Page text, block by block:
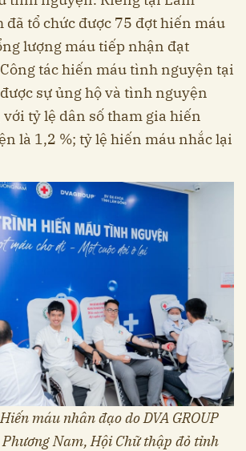
tổ chức được 75 đợt hiến máu
lượng máu tiếp nhận đạt
tác hiến máu tình nguyện tại
sự ủng hộ và tình nguyện
với tỷ lệ dân số tham gia hiến
là 1,2 %; tỷ lệ hiến máu nhắc lại
máu nhân đạo do DVA GROUP
Nam, Hội Chữ thập đỏ tỉnh